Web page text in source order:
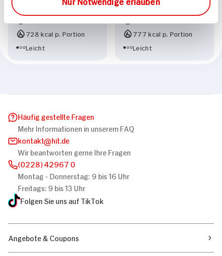
728 kcal p. Portion
Leicht
777 kcal p. Portion
Leicht
Häufig gestellte Fragen
Mehr Informationen in unserem FAQ
kontakt
hit.de
Wir beantworten gerne Ihre Fragen
(0228) 42967 0
Montag - Donnerstag: 9 bis 16 Uhr
Freitags: 9 bis 13 Uhr
Folgen Sie uns auf TikTok
Angebote & Coupons